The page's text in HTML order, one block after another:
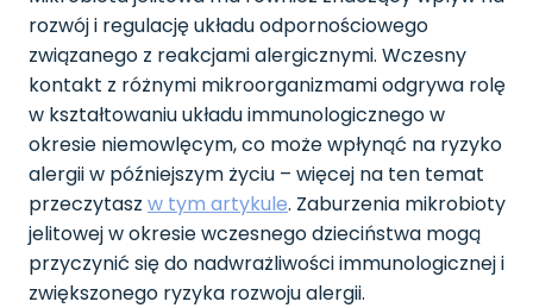
rozwój i regulację układu odpornościowego
związanego z reakcjami alergicznymi. Wczesny
kontakt z różnymi mikroorganizmami odgrywa rolę
w kształtowaniu układu immunologicznego w
okresie niemowlęcym, co może wpłynąć na ryzyko
alergii w późniejszym życiu – więcej na ten temat
przeczytasz w tym artykule. Zaburzenia mikrobioty
jelitowej w okresie wczesnego dzieciństwa mogą
przyczynić się do nadwrażliwości immunologicznej i
zwiększonego ryzyka rozwoju alergii.